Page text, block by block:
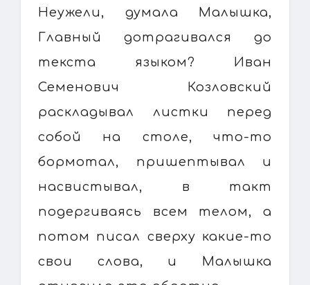
Неужели, думала Малышка,
Главный дотрагивался до
текста языком? Иван
Семенович Козловский
раскладывал листки перед
собой на столе, что-то
бормотал, пришептывал и
насвистывал, в такт
подергиваясь всем телом, а
потом писал сверху какие-то
свои слова, и Малышка